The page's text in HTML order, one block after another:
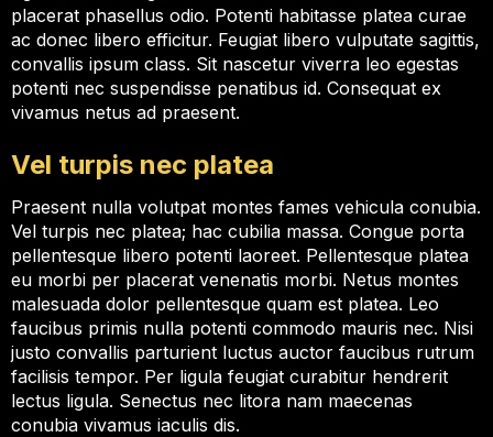
placerat phasellus odio. Potenti habitasse platea curae
ac donec libero efficitur. Feugiat libero vulputate sagittis,
convallis ipsum class. Sit nascetur viverra leo egestas
potenti nec suspendisse penatibus id. Consequat ex
vivamus netus ad praesent.
Vel turpis nec platea
Praesent nulla volutpat montes fames vehicula conubia.
Vel turpis nec platea; hac cubilia massa. Congue porta
pellentesque libero potenti laoreet. Pellentesque platea
eu morbi per placerat venenatis morbi. Netus montes
malesuada dolor pellentesque quam est platea. Leo
faucibus primis nulla potenti commodo mauris nec. Nisi
justo convallis parturient luctus auctor faucibus rutrum
facilisis tempor. Per ligula feugiat curabitur hendrerit
lectus ligula. Senectus nec litora nam maecenas
conubia vivamus iaculis dis.